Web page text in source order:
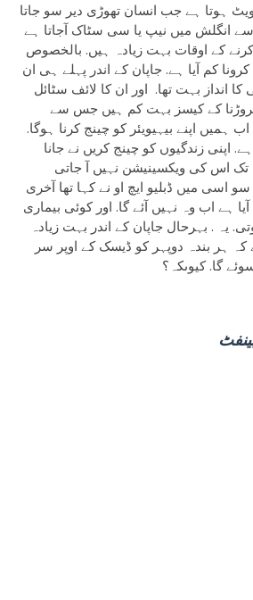
ہوتا ہے جب انسان تھوڑی دیر سو جاتا
انگلش میں نیپ یا سی سٹاک آجاتا ہے
کے اوقات بہت زیادہ ہیں. بالخصوص
کم آیا ہے. جاپان کے اندر پہلے ہی ان
انداز بہت تھا. اور ان کا لائف سٹائل
کروڑنا کے کیسز بہت کم ہیں جس سے
اپنے بیہیویئر کو چینج کرنا ہوگا.
اپنی زندگیوں کو چینج کریں نے جانا
اس کی ویکسینیشن نہیں آ جاتی
میں ڈبلیو ایچ او نے کہا تھا آخری
ہے اب وہ نہیں آئے گا. اور کوئی بیماری
یہ . بہرحال جاپان کے اندر بہت زیادہ
کہ ہر بندہ دوپہر کو ڈیسک کے اوپر سر
گا. کیوںکہ؟